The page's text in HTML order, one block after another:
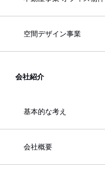
空間デザイン事業
会社紹介
基本的な考え
会社概要